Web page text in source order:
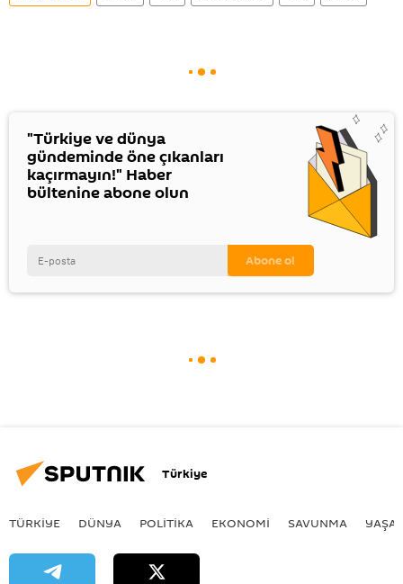
"Türkiye ve dünya
gündeminde öne çıkanları
kaçırmayın!" Haber
bültenine abone olun
Türkiye
TÜRKIYE DÜNYA POLİTİKA EKONOMİ SAVUNMA